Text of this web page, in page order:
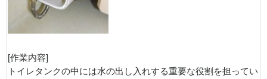
[作業内容]
トイレタンクの中には水の出し入れする重要な役割を担ってい